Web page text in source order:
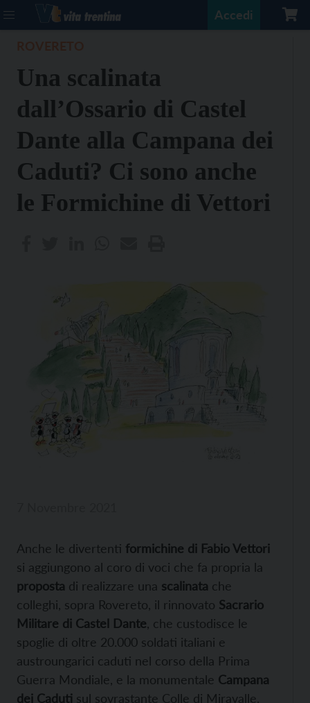
Accedi
Una scalinata
dall’Ossario di Castel
Dante alla Campana dei
Caduti? Ci sono anche
le Formichine di Vettori
Anche le divertenti formichine di Fabio Vettori
si aggiungono al coro di voci che fa propria la
proposta di realizzare una scalinata che
colleghi, sopra Rovereto, il rinnovato Sacrario
Militare di Castel Dante , che custodisce le
spoglie di oltre 20.000 soldati italiani e
austroungarici caduti nel corso della Prima
Guerra Mondiale, e la monumentale Campana
dei Caduti sul sovrastante Colle di Miravalle.